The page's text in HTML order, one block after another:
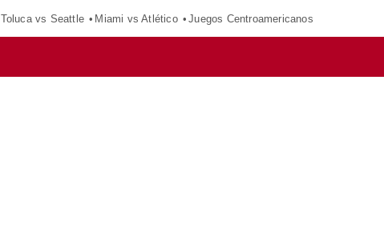
Toluca vs Seattle Miami vs Atlético Juegos Centroamericanos